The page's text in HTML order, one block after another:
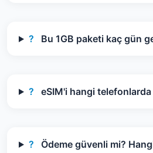
? Bu 1GB paketi kaç gün
? eSIM'i hangi
?
Ödeme güvenli mi?